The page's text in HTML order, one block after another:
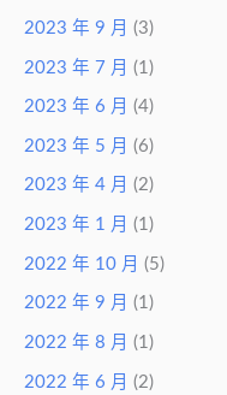
2023 年 9 月 (3)
2023 年 7 月 (1)
2023 年 6 月 (4)
2023 年 5 月 (6)
2023 年 4 月 (2)
2023 年 1 月 (1)
2022 年 10 月 (5)
2022 年 9 月 (1)
2022 年 8 月 (1)
2022 年 6 月 (2)